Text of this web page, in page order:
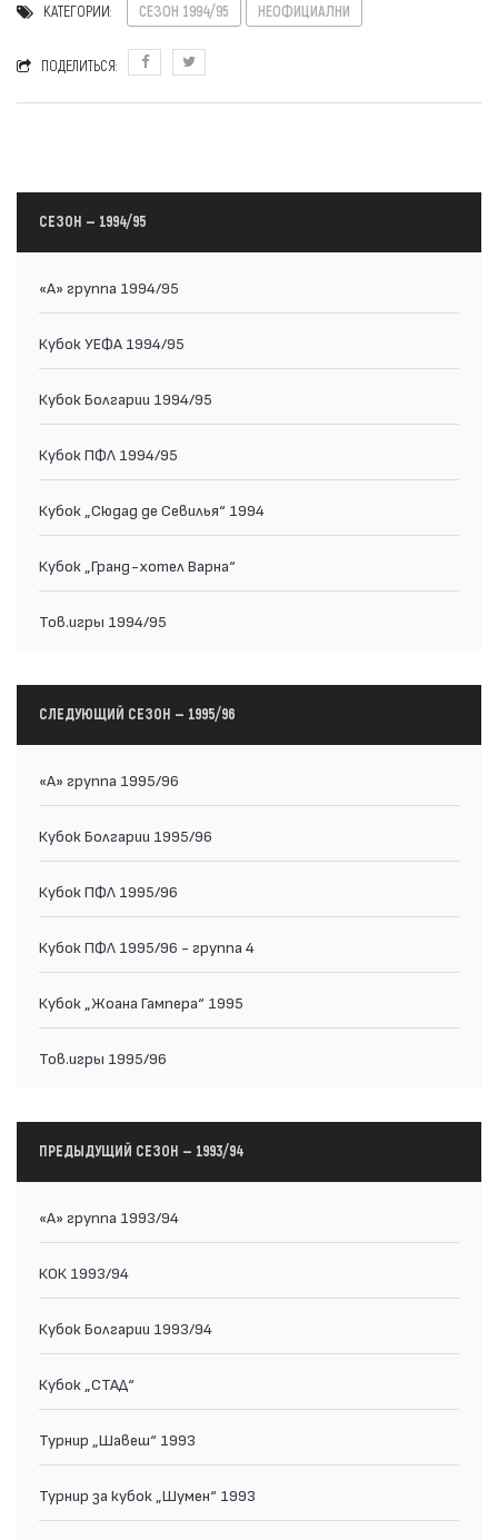
КАТЕГОРИИ: СЕЗОН 1994/95 НЕОФИЦИАЛНИ
ПОДЕЛИТЬСЯ:
СЕЗОН — 1994/95
«А» группа 1994/95
Кубок УЕФА 1994/95
Кубок Болгарии 1994/95
Кубок ПФЛ 1994/95
Кубок „Сюдад де Севилья“ 1994
Кубок „Гранд-хотел Варна“
Тов.игры 1994/95
СЛЕДУЮЩИЙ СЕЗОН — 1995/96
«А» группа 1995/96
Кубок Болгарии 1995/96
Кубок ПФЛ 1995/96
Кубок ПФЛ 1995/96 - группа 4
Кубок „Жоана Гампера“ 1995
Тов.игры 1995/96
ПРЕДЫДУЩИЙ СЕЗОН — 1993/94
«А» группа 1993/94
КОК 1993/94
Кубок Болгарии 1993/94
Кубок „СТАД“
Турнир „Шавеш“ 1993
Турнир за кубок „Шумен“ 1993